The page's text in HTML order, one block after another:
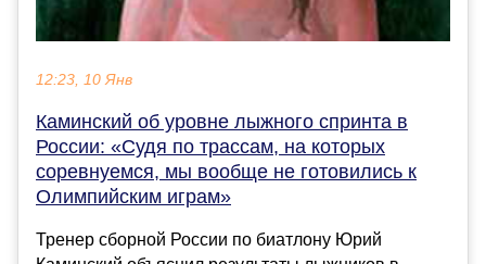
12:23, 10 Янв
Каминский об уровне лыжного спринта в
России: «Судя по трассам, на которых
соревнуемся, мы вообще не готовились к
Олимпийским играм»
Тренер сборной России по биатлону Юрий